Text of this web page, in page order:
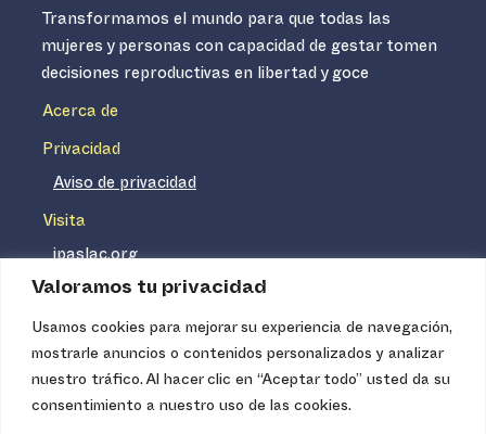
Valoramos tu privacidad
Usamos cookies para mejorar su experiencia de navegación,
mostrarle anuncios o contenidos personalizados y analizar
nuestro tráfico. Al hacer clic en “Aceptar todo” usted da su
consentimiento a nuestro uso de las cookies.
Transformamos el mundo para que todas las
mujeres y personas con capacidad de gestar tomen
decisiones reproductivas en libertad y goce
Acerca de
Privacidad
Aviso de privacidad
Visita
ipaslac.org
ipasmexico.org
Ipas no es un distribuidor de insumos médicos. Nuestros
servicios se concentran, entre otros, en la difusión de